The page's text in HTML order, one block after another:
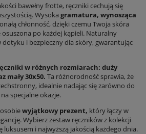
bawełny frotte, ręczniki cechują się
Wysoka gramatura, wynosząca
chłonność, dzięki czemu Twoja skóra
po każdej kąpieli. Naturalny
dotyku i bezpieczny dla skóry, gwarantując
w różnych rozmiarach: duży
mały 30x50. Ta różnorodność sprawia, że
idealnie nadając się zarówno do
specjalne okazje.
wyjątkowy prezent, który łączy w
Wybierz zestaw ręczników z kolekcji
luksusem i najwyższą jakością każdego dnia.